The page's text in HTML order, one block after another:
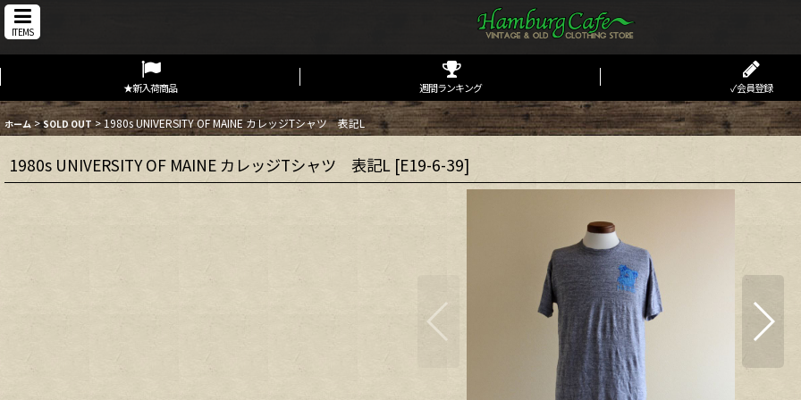
ITEMS
★新入荷商品 週間ランキング ✓会員登録
ホーム > SOLD OUT >1980s UNIVERSITY OF MAINE カレッジTシャツ 表記L
1980s UNIVERSITY OF MAINE カレッジTシャツ 表記L [E19-6-39]